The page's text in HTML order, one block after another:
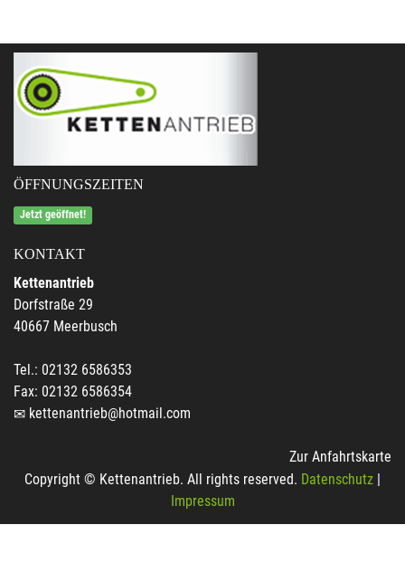
ÖFFNUNGSZEITEN
Jetzt geöffnet!
KONTAKT
Kettenantrieb
Dorfstraße 29
40667 Meerbusch
Tel.: 02132 6586353
Fax: 02132 6586354
kettenantrieb@hotmail.com
Zur Anfahrtskarte
Copyright © Kettenantrieb. All rights reserved. Datenschutz |
Impressum